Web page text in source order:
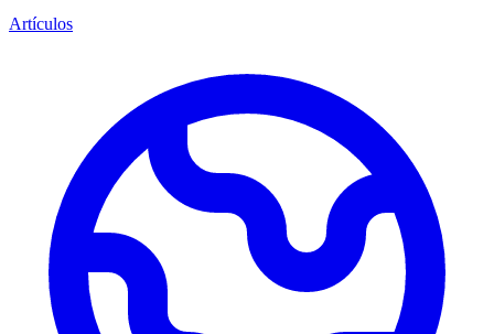
Artículos